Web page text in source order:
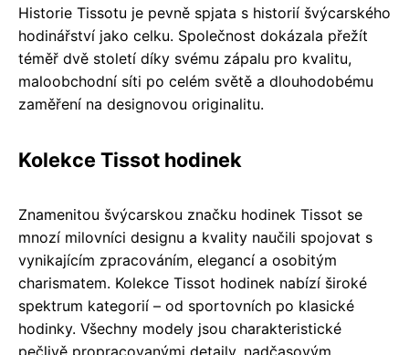
Historie Tissotu je pevně spjata s historií švýcarského
hodinářství jako celku. Společnost dokázala přežít
téměř dvě století díky svému zápalu pro kvalitu,
maloobchodní síti po celém světě a dlouhodobému
zaměření na designovou originalitu.
Kolekce Tissot hodinek
Znamenitou švýcarskou značku hodinek Tissot se
mnozí milovníci designu a kvality naučili spojovat s
vynikajícím zpracováním, elegancí a osobitým
charismatem. Kolekce Tissot hodinek nabízí široké
spektrum kategorií – od sportovních po klasické
hodinky. Všechny modely jsou charakteristické
pečlivě propracovanými detaily, nadčasovým